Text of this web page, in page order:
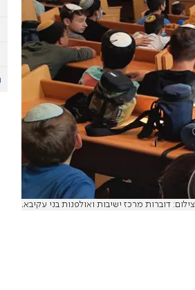
צילום: דוברות מרכז ישיבות ואולפנות בני עקיבא.